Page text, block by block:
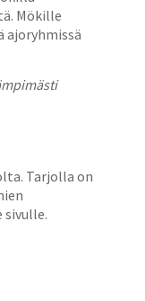
Mökille
ajoryhmissä
Tarjolla on